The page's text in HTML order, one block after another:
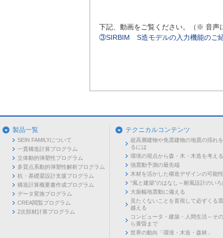
下記、動画をご覧ください。（※ 音声
③SIRBIM S造モデルの入力機能のご
製品一覧
SEIN FAMILYについて
一貫構造計算プログラム
立体動的弾塑性プログラム
多質点系動的弾塑性解析プログラム
杭・基礎梁設計支援プログラム
構造計算概要書作成プログラム
データ変換プログラム
CREA閲覧プログラム
2次部材計算プログラム
テクニカルコンテンツ
超高層建物や免震建物の地震の揺れ
るには
環境の視点から森・木・木造を考える
強震動予測の最先端
木材を活かした構造デザインの可能性
“風と建築”のはなし～耐風設計のいろ
大振幅地震動に備える
見たくないことを直視して必ずくる
越える
コンピュータ・建築・人間生活～そ
ら黄昏まで
世界の動向「環境・木造・森林」